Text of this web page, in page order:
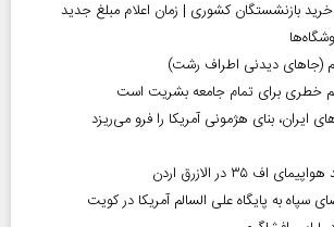
بازنشستگان کشوری | زمان اعلام مبلغ جدید
(جاهای دیدنی اطراف رشت)
خطری برای تمام جامعه بشریت است
بنای هژمونی آمریکا را فرو می‌ریزد
اف ۳۵ در الازرق اردن
به پایگاه علی السالم آمریکا در کویت